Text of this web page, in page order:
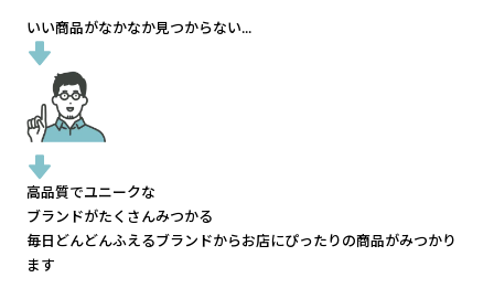
いい商品がなかなか見つからない...
高品質でユニークな
ブランドがたくさんみつかる
毎日どんどんふえるブランドからお店にぴったりの商品がみつかり
ます